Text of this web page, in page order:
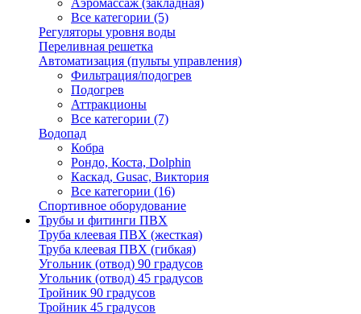
Аэромассаж (закладная)
Все категории (5)
Регуляторы уровня воды
Переливная решетка
Автоматизация (пульты управления)
Фильтрация/подогрев
Подогрев
Аттракционы
Все категории (7)
Водопад
Кобра
Рондо, Коста, Dolphin
Каскад, Gusac, Виктория
Все категории (16)
Спортивное оборудование
Трубы и фитинги ПВХ
Труба клеевая ПВХ (жесткая)
Труба клеевая ПВХ (гибкая)
Угольник (отвод) 90 градусов
Угольник (отвод) 45 градусов
Тройник 90 градусов
Тройник 45 градусов